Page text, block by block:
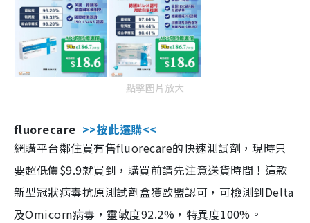
點擊圖片放大
fluorecare >>按此選購<<
網購平台鄰住買有售fluorecare的快速測試劑，現時只
要超低價$9.9就買到，購買前請先注意送貨時間！這款
新型冠狀病毒抗原測試劑盒獲歐盟認可，可檢測到Delta
及Omicorn病毒，靈敏度92.2%，特異度100%。